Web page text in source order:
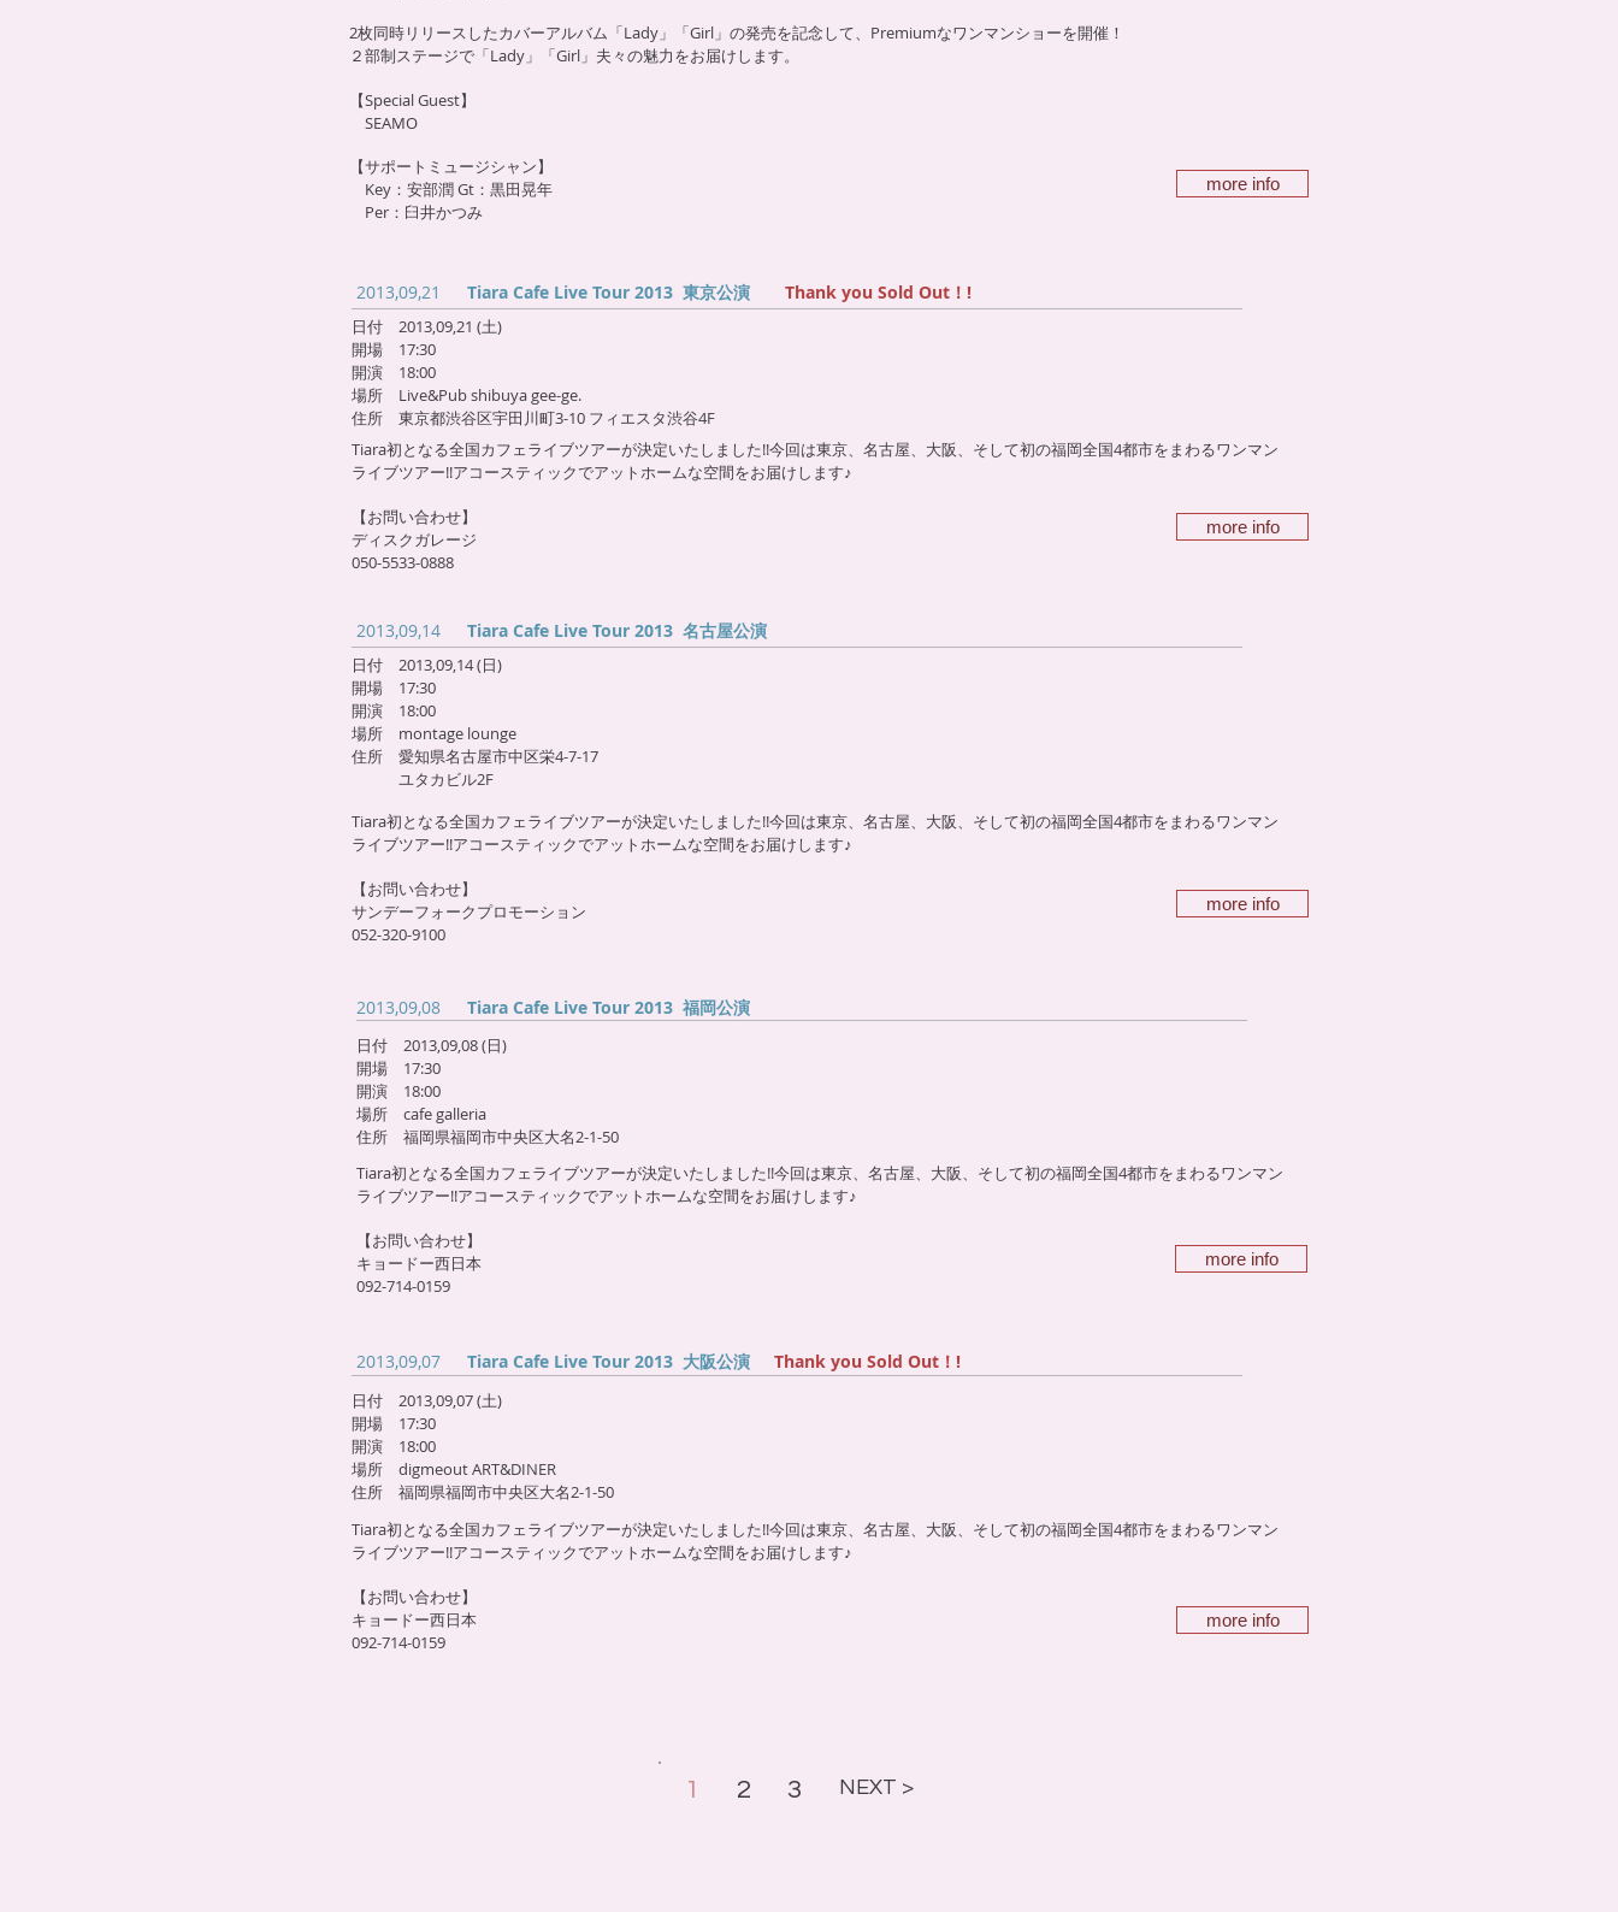
2枚同時リリースしたカバーアルバム「Lady」「Girl」の発売を記念して、Premiumなワンマンショーを開催！
２部制ステージで「Lady 」「Girl」夫々の魅力をお届けします。
【Special Guest】
SEAMO
【サポートミュージシャン】
Key：安部潤 Gt：黒田晃年
Per：臼井かつみ
more info
2013,09,21 Tiara Cafe Live Tour 2013 東京公演 Thank you Sold Out！!
日付 2013,09,21 (土)
開場 17:30
開演 18:00
場所 Live&Pub shibuya gee-ge.
住所 東京都渋谷区宇田川町3-10 フィエスタ渋谷4F
Tiara初となる全国カフェライブツアーが決定いたしました!!今回は東京、名古屋、大阪、そして初の福岡全国4都市をまわるワンマン
ライブツアー!!アコースティックでアットホームな空間をお届けします♪
【お問い合わせ】
ディスクガレージ
050-5533-0888
more info
2013,09,14 Tiara Cafe Live Tour 2013 名古屋公演
日付 2013,09,14 (日)
開場 17:30
開演 18:00
場所 montage lounge
住所 愛知県名古屋市中区栄4-7-17
ユタカビル2F
Tiara初となる全国カフェライブツアーが決定いたしました!!今回は東京、名古屋、大阪、そして初の福岡全国4都市をまわるワンマン
ライブツアー!!アコースティックでアットホームな空間をお届けします♪
【お問い合わせ】
サンデーフォークプロモーション
052-320-9100
more info
2013,09,08 Tiara Cafe Live Tour 2013 福岡公演
日付 2013,09,08 (日)
開場 17:30
開演 18:00
場所 cafe galleria
住所 福岡県福岡市中央区大名2-1-50
Tiara初となる全国カフェライブツアーが決定いたしました!!今回は東京、名古屋、大阪、そして初の福岡全国4都市をまわるワンマン
ライブツアー!!アコースティックでアットホームな空間をお届けします♪
【お問い合わせ】
キョードー西日本
092-714-0159
more info
2013,09,07 Tiara Cafe Live Tour 2013 大阪公演 Thank you Sold Out！!
日付 2013,09,07 (土)
開場 17:30
開演 18:00
場所 digmeout ART&DINER
住所 福岡県福岡市中央区大名2-1-50
Tiara初となる全国カフェライブツアーが決定いたしました!!今回は東京、名古屋、大阪、そして初の福岡全国4都市をまわるワンマン
ライブツアー!!アコースティックでアットホームな空間をお届けします♪
【お問い合わせ】
キョードー西日本
092-714-0159
more info
1 2 3 NEXT >